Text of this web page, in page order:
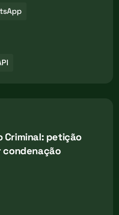
Criminal: petição